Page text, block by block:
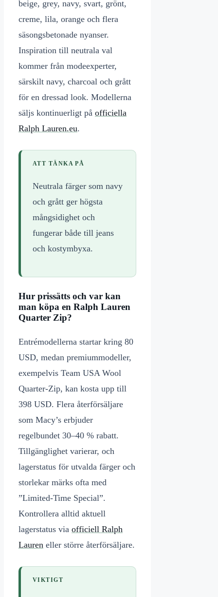
beige, grey, navy, svart, grönt,
creme, lila, orange och flera
säsongsbetonade nyanser.
Inspiration till neutrala val
kommer från modeexperter,
särskilt navy, charcoal och grått
för en dressad look. Modellerna
säljs kontinuerligt på officiella
Ralph Lauren.eu.
ATT TÄNKA PÅ
Neutrala färger som navy
och grått ger högsta
mångsidighet och
fungerar både till jeans
och kostymbyxa.
Hur prissätts och var kan
man köpa en Ralph Lauren
Quarter Zip?
Entrémodellerna startar kring 80
USD, medan premiummodeller,
exempelvis Team USA Wool
Quarter-Zip, kan kosta upp till
398 USD. Flera återförsäljare
som Macy’s erbjuder
regelbundet 30–40 % rabatt.
Tillgänglighet varierar, och
lagerstatus för utvalda färger och
storlekar märks ofta med
”Limited-Time Special”.
Kontrollera alltid aktuell
lagerstatus via officiell Ralph
Lauren eller större återförsäljare.
VIKTIGT